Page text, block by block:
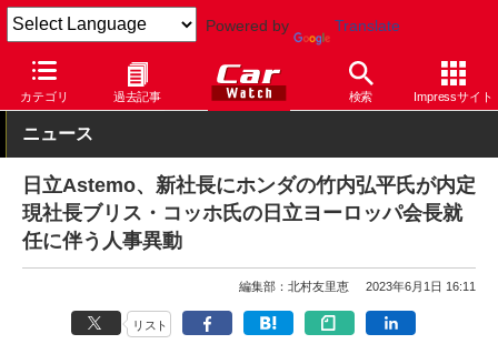
Powered by Translate
カテゴリ 過去記事 検索 Impressサイト
Car Watch 自動車
ニュース
日立Astemo、新社長にホンダの竹内弘平氏が内定
現社長ブリス・コッホ氏の日立ヨーロッパ会長就
任に伴う人事異動
編集部：北村友里恵 2023年6月1日 16:11
リスト